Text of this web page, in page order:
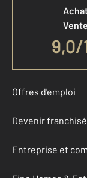
Vente
9,0/
Offres d'emploi
Devenir franchisé
Entreprise et